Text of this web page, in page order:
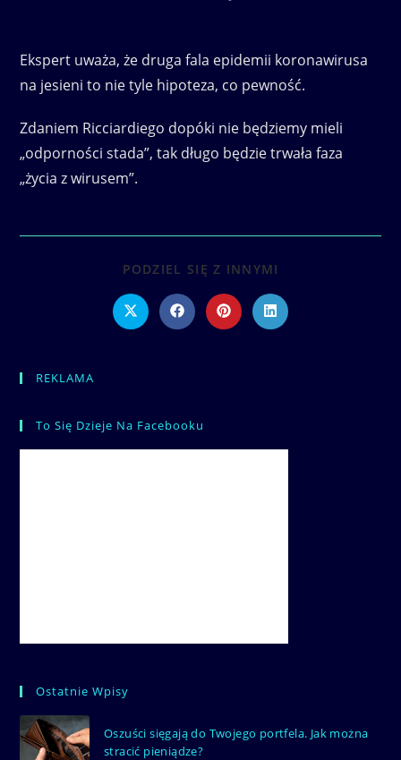
Ekspert uważa, że druga fala epidemii koronawirusa
na jesieni to nie tyle hipoteza, co pewność.
Zdaniem Ricciardiego dopóki nie będziemy mieli
„odporności stada”, tak długo będzie trwała faza
„życia z wirusem”.
PODZIEL SIĘ Z INNYMI
CONTENT
Opens
in
Opens
in
Opens
in
Opens
in
REKLAMA
To Się Dzieje Na Facebooku
Ostatnie Wpisy
Oszuści sięgają do Twojego portfela. Jak można
stracić pieniądze?